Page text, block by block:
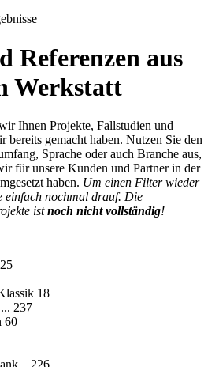
Referenzen aus
Werkstatt
Ihnen Projekte, Fallstudien und
bereits gemacht haben. Nutzen Sie den
Sprache oder auch Branche aus,
für unsere Kunden und Partner in der
haben. Um einen Filter wieder
einfach nochmal drauf. Die
istnoch nicht vollständig!
18
237
60